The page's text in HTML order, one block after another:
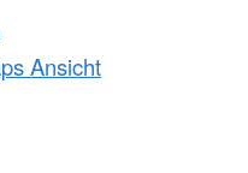
Ansicht